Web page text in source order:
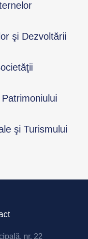
şi Dezvoltării
şi Turismului
nr. 22